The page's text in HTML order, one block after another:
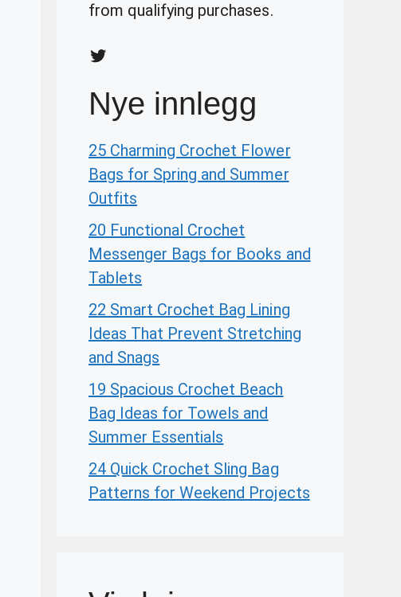
from qualifying purchases.
Twitter
Nye innlegg
25 Charming Crochet Flower
Bags for Spring and Summer
Outfits
20 Functional Crochet
Messenger Bags for Books and
Tablets
22 Smart Crochet Bag Lining
Ideas That Prevent Stretching
and Snags
19 Spacious Crochet Beach
Bag Ideas for Towels and
Summer Essentials
24 Quick Crochet Sling Bag
Patterns for Weekend Projects